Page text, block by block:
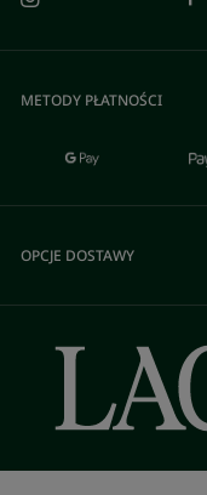
METODY PŁATNOŚCI
OPCJE DOSTAWY